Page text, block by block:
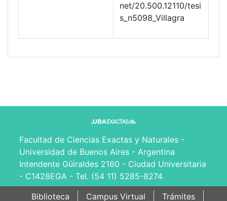
net/20.500.12110/tesi
s_n5098_Villagra
Facultad de Ciencias Exactas y Naturales -
Universidad de Buenos Aires - Argentina
Intendente Güiraldes 2160 - Ciudad Universitaria
- C1428EGA - Tel. (54 11) 5285-8274
Biblioteca
Campus Virtual Trámites